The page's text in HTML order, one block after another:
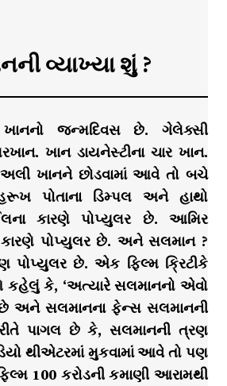
વ્યાખ્યા શું ?
જન્મદિવસ છે. ગેલેક્સી
ખાન ડાયનેસ્ટીના ચાર ખાન.
ખાનને છોડવામાં આવે તો બચે
પોતાના ડિમ્પલ અને હાથો
કારણે પોપ્યુલર છે. આમિર
કારણે પોપ્યુલર છે. અને સલમાન ?
પોપ્યુલર છે. એક ફિલ્મ ક્રિટીકે
કહેલું કે, ‘અત્યારે સલમાનનો એવો
અને સલમાનના ફેન્સ સલમાનની
પાગલ છે કે, સલમાનની ત્રણ
થીએટરમાં મુકવામાં આવે તો પણ
100 કરોડની કમાણી આરામથી